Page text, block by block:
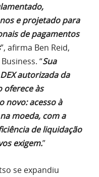
e projetado para
de pagamentos
”, afirma Ben Reid,
“Sua
autorizada da
oferece às
novo: acesso à
moeda, com a
de liquidação
exigem.”
se expandiu